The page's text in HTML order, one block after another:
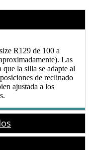
R129 de 100 a
Las
que la silla se adapte al
de reclinado
ajustada a los